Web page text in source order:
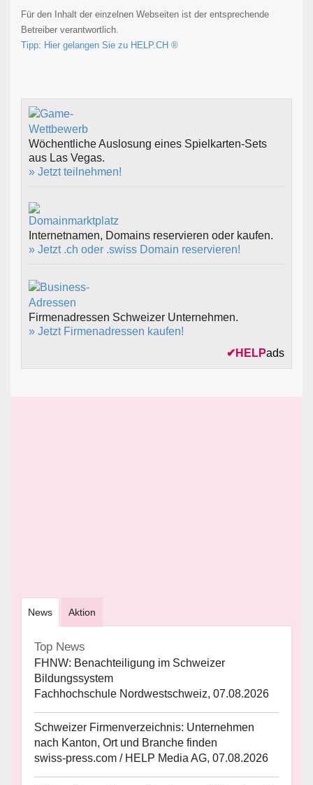
Für den Inhalt der einzelnen Webseiten ist der entsprechende
Betreiber verantwortlich.
Tipp: Hier gelangen Sie zu HELP.CH ®
Wöchentliche Auslosung eines Spielkarten-Sets
aus Las Vegas.
» Jetzt teilnehmen!
Internetnamen, Domains reservieren oder kaufen.
» Jetzt .ch oder .swiss Domain reservieren!
Firmenadressen Schweizer Unternehmen.
» Jetzt Firmenadressen kaufen!
✔ HELPads
News Aktion
Top News
FHNW: Benachteiligung im Schweizer
Bildungssystem
Fachhochschule Nordwestschweiz, 07.08.2026
Schweizer Firmenverzeichnis: Unternehmen
nach Kanton, Ort und Branche finden
swiss-press.com / HELP Media AG, 07.08.2026